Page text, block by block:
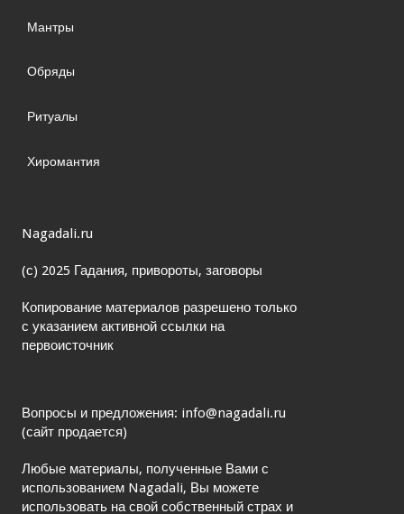
Мантры
Обряды
Ритуалы
Хиромантия
Nagadali.ru
(с) 2025 Гадания, привороты, заговоры
Копирование материалов разрешено только
с указанием активной ссылки на
первоисточник
Вопросы и предложения: info@nagadali.ru
(сайт продается)
Любые материалы, полученные Вами с
использованием Nagadali, Вы можете
использовать на свой собственный страх и